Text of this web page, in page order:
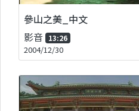
參山之美_中文
影音 13:26
2004/12/30